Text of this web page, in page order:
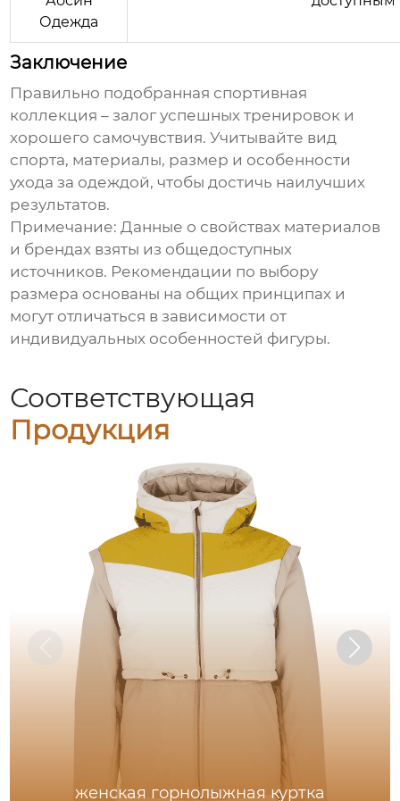
Одежда
Заключение
Правильно подобранная спортивная
коллекция – залог успешных тренировок и
хорошего самочувствия. Учитывайте вид
спорта, материалы, размер и особенности
ухода за одеждой, чтобы достичь наилучших
результатов.
Примечание: Данные о свойствах материалов
и брендах взяты из общедоступных
источников. Рекомендации по выбору
размера основаны на общих принципах и
могут отличаться в зависимости от
индивидуальных особенностей фигуры.
Соответствующая
Продукция
женская горнолыжная куртка